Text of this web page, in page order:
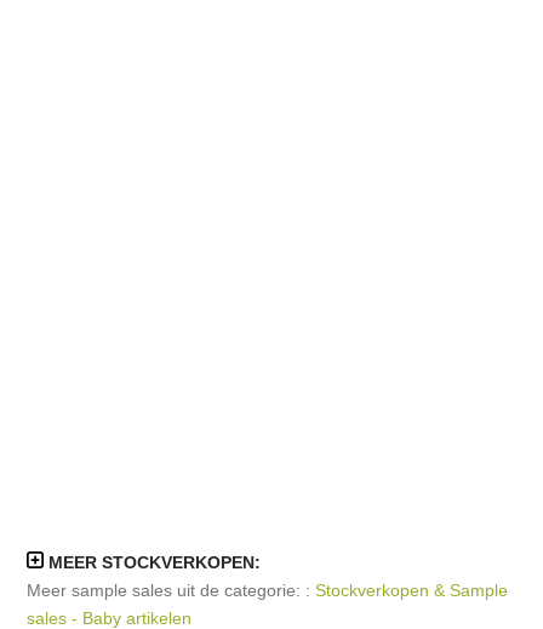
MEER STOCKVERKOPEN:
Meer sample sales uit de categorie: :Stockverkopen & Sample
sales - Baby artikelen